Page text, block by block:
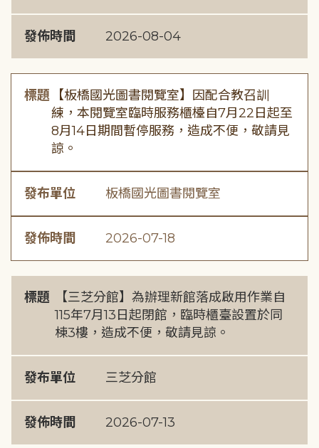
發佈時間 2026-08-04
標題
【板橋國光圖書閱覽室】因配合教召訓
練，本閱覽室臨時服務櫃檯自7月22日起至
8月14日期間暫停服務，造成不便，敬請見
諒。
發布單位 板橋國光圖書閱覽室
發佈時間 2026-07-18
標題
【三芝分館】為辦理新館落成啟用作業自
115年7月13日起閉館，臨時櫃臺設置於同
棟3樓，造成不便，敬請見諒。
發布單位 三芝分館
發佈時間 2026-07-13